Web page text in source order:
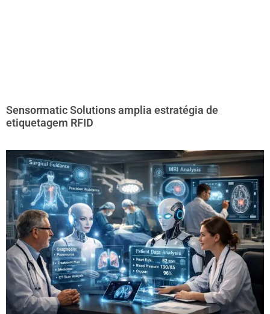
Sensormatic Solutions amplia estratégia de
etiquetagem RFID